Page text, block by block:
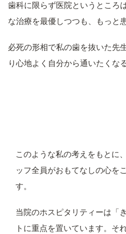
歯科に限らず医院というところ
な治療を最優しつつも、もっと
必死の形相で私の歯を抜いた先
り心地よく自分から通いたくな
このような私の考えをもとに
ッフ全員がおもてなしの心を
す。
当院のホスピタリティーは「
トに重点を置いています。そ